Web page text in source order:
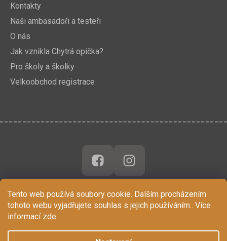
Tento web používá soubory cookie. Dalším procházením
tohoto webu vyjadřujete souhlas s jejich používáním.. Více
informací zde.
Kontakty
Naši ambasadoři a testeři
O nás
Jak vznikla Chytrá opička?
Pro školy a školky
Velkoobchod registrace